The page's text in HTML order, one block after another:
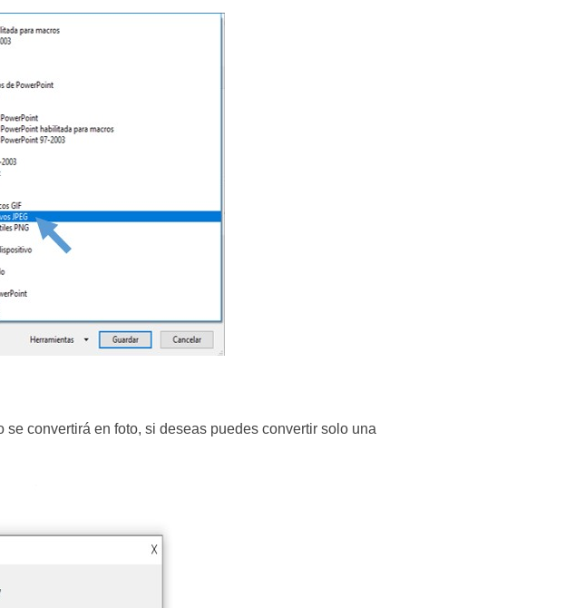
convertirá en foto, si deseas puedes convertir solo una